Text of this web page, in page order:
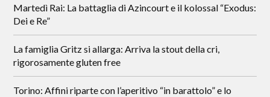
Martedì Rai: La battaglia di Azincourt e il kolossal “Exodus:
Dei e Re”
La famiglia Gritz si allarga: Arriva la stout della cri,
rigorosamente gluten free
Torino: Affini riparte con l’aperitivo “in barattolo” e lo